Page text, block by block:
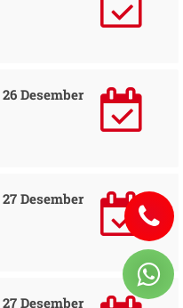
Desember
Desember
Desember